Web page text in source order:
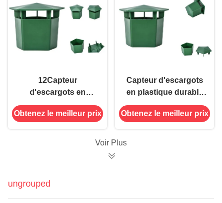
12Capteur
d'escargots en
plastique de 0,5*10
cm pour lutter contre
Obtenez le meilleur prix
Capteur d'escargots
en plastique durable
pour le contrôle des
ravageurs du jardin
Obtenez le meilleur prix
Voir Plus
ungrouped